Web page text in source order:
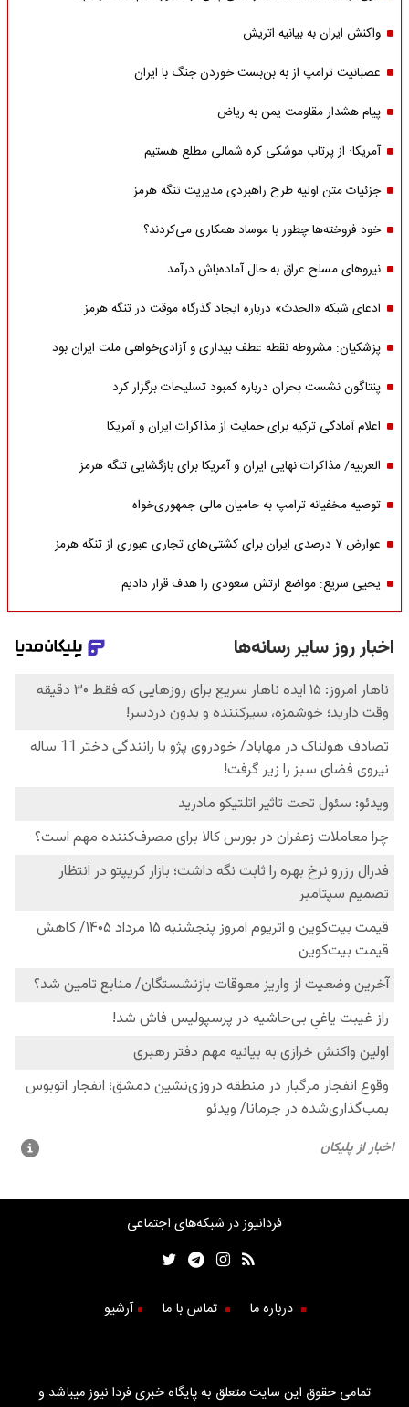
واکنش ایران به بیانیه اتریش
عصبانیت ترامپ از به بن‌بست خوردن جنگ با ایران
پیام هشدار مقاومت یمن به ریاض
آمریکا: از پرتاب موشکی کره شمالی مطلع هستیم
جزئیات متن اولیه طرح راهبردی مدیریت تنگه هرمز
خود فروخته‌ها چطور با موساد همکاری می‌کردند؟
نیروهای مسلح عراق به حال آماده‌باش درآمد
ادعای شبکه «الحدث» درباره ایجاد گذرگاه موقت در تنگه هرمز
پزشکیان: مشروطه نقطه عطف بیداری و آزادی‌خواهی ملت ایران بود
پنتاگون نشست بحران درباره کمبود تسلیحات برگزار کرد
اعلام آمادگی ترکیه برای حمایت از مذاکرات ایران و آمریکا
العربیه/ مذاکرات نهایی ایران و آمریکا برای بازگشایی تنگه هرمز
توصیه مخفیانه ترامپ به حامیان مالی جمهوری‌خواه
عوارض ۷ درصدی ایران برای کشتی‌های تجاری عبوری از تنگه هرمز
یحیی سریع: مواضع ارتش سعودی را هدف قرار دادیم
فردانیوز در شبکه‌های اجتماعی
درباره ما تماس با ما آرشیو
تمامی حقوق این سایت متعلق به پایگاه خبری فردا نیوز میباشد و